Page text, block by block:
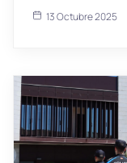
13 Octubre 2025